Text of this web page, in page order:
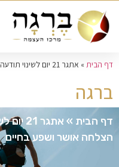
דף הבית» אתגר 21 יום לשינוי תודעה: התודעה יוצרת הצלחה אושר ושפע בחיים
ברגה
דף הבית »
אתגר
הצלחה אושר ושפע בחיים